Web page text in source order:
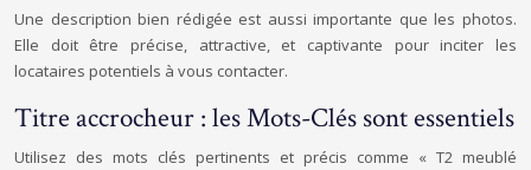
Une description bien rédigée est aussi importante que les photos.
Elle doit être précise, attractive, et captivante pour inciter les
locataires potentiels à vous contacter.
Titre accrocheur : les Mots-Clés sont essentiels
Utilisez des mots clés pertinents et précis comme « T2 meublé